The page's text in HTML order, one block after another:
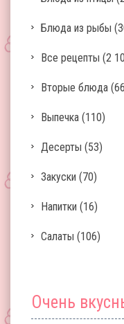
Блюда из рыбы
Все рецепты (2
Вторые блюда
Выпечка (110)
Десерты (53)
Закуски (70)
Напитки (16)
Салаты (106)
Очень